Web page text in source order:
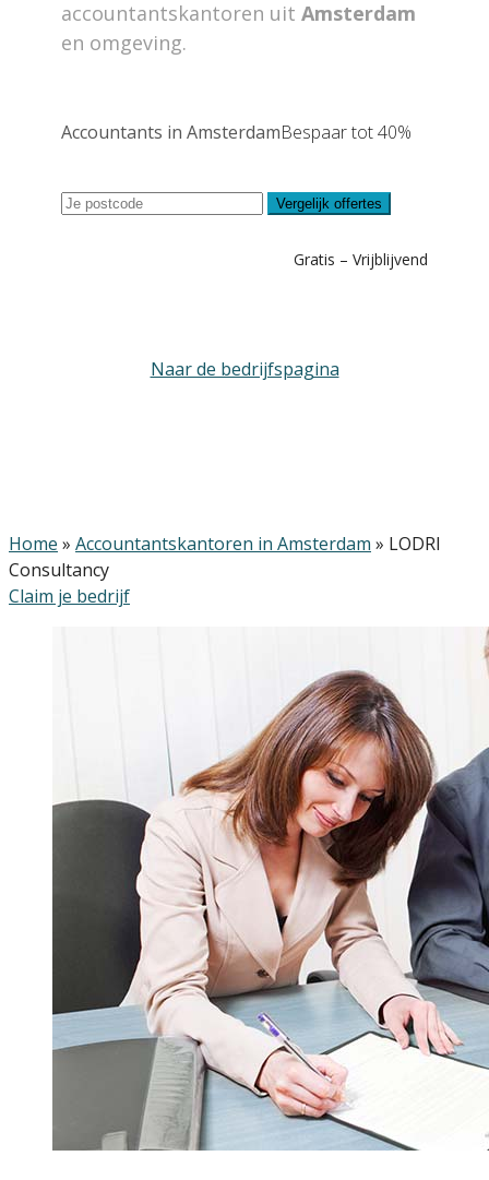
accountantskantoren uit Amsterdam
en omgeving.
Accountants in AmsterdamBespaar tot 40%
Vergelijk offertes
Gratis – Vrijblijvend
Naar de bedrijfspagina
Home » Accountantskantoren in Amsterdam » LODRI
Consultancy
Claim je bedrijf